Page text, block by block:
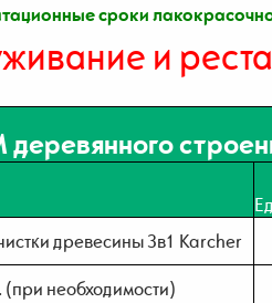
сроки
и
древесины 3в1 Karcher
необходимости)